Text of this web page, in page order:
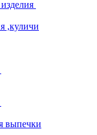
,куличи
выпечки